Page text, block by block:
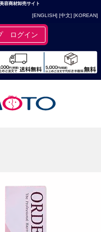
容商材卸売サイト
[ENGLISH] [中文] [KOREAN]
ログイン